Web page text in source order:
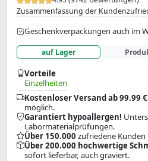
Zusammenfassung der
Geschenkverpackungen auch im
auf Lager
Vorteile
Einzelheiten
Kostenloser Versand ab 99.99
möglich.
Garantiert hypoallergen!
Labormaterialprüfungen.
Über 150.000 zufriedene Kunden
Über 200.000 hochwertige
sofort lieferbar, auch graviert.